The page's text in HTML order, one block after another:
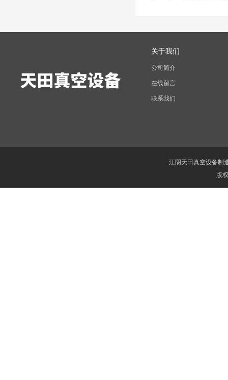
关于我们
公司简介
在线留言
联系我们
江阴天田真空设备制
版